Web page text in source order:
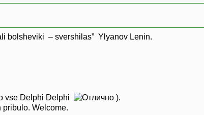
bolsheviki – svershilas” Ylyanov Lenin.
vse Delphi Delphi
).
Welcome.